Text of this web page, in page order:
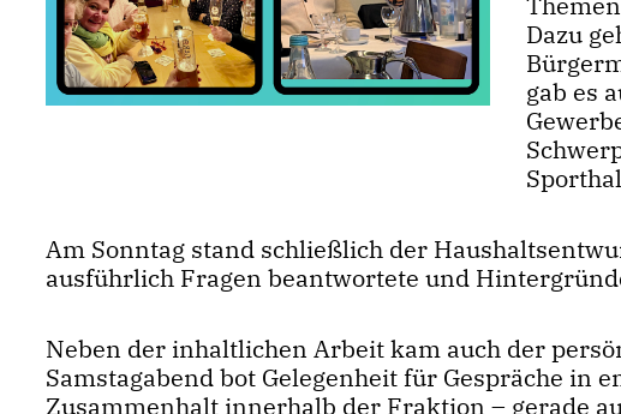
Dazu
gab es
Am Sonntag stand schließlich der
ausführlich Fragen beantwortete und
Neben der inhaltlichen Arbeit kam auch der
Samstagabend bot Gelegenheit für Gespräche in
Zusammenhalt innerhalb der Fraktion – gerade